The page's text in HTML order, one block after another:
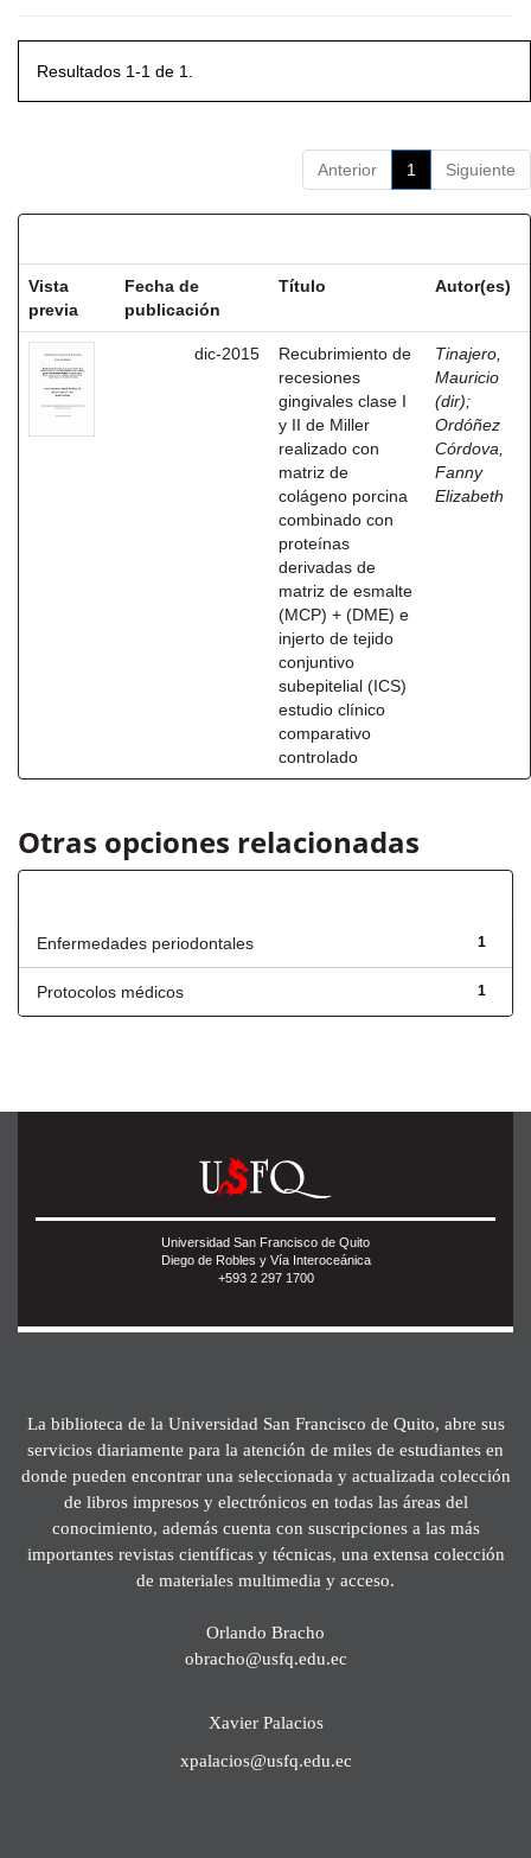
Resultados 1-1 de 1.
Anterior 1 Siguiente
Vista
previa
Fecha de
publicación
Título Autor(es)
dic-2015
Recubrimiento de
recesiones
gingivales clase I
y II de Miller
realizado con
matriz de
colágeno porcina
combinado con
proteínas
derivadas de
matriz de esmalte
(MCP) + (DME) e
injerto de tejido
conjuntivo
subepitelial (ICS)
estudio clínico
comparativo
controlado
Tinajero,
Mauricio
(dir);
Ordóñez
Córdova,
Fanny
Elizabeth
Otras opciones relacionadas
1
Enfermedades periodontales
1
Protocolos médicos
Universidad San Francisco de Quito
Diego de Robles y Vía Interoceánica
+593 2 297 1700
La biblioteca de la Universidad San Francisco de Quito, abre sus
servicios diariamente para la atención de miles de estudiantes en
donde pueden encontrar una seleccionada y actualizada colección
de libros impresos y electrónicos en todas las áreas del
conocimiento, además cuenta con suscripciones a las más
importantes revistas científicas y técnicas, una extensa colección
de materiales multimedia y acceso.
Orlando Bracho
obracho@usfq.edu.ec
Xavier Palacios
xpalacios@usfq.edu.ec